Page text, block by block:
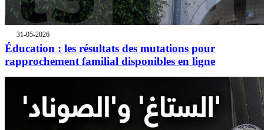
31-05-2026
Éducation : les résultats des mutations pour
rapprochement familial disponibles en ligne